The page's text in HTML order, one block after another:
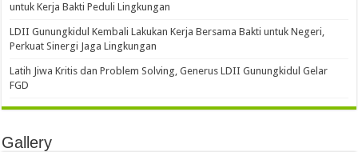
untuk Kerja Bakti Peduli Lingkungan
LDII Gunungkidul Kembali Lakukan Kerja Bersama Bakti untuk Negeri,
Perkuat Sinergi Jaga Lingkungan
Latih Jiwa Kritis dan Problem Solving, Generus LDII Gunungkidul Gelar
FGD
Gallery